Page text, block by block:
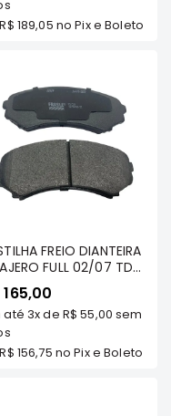
R$ 189,05 no Pix e Boleto
FREIO DIANTEIRA
FULL 02/07 TDS
PAJERO FULL
3 PORTAS TDS -
- PD/538
165,00
até 3xde R$ 55,00 sem
R$ 156,75 no Pix e Boleto